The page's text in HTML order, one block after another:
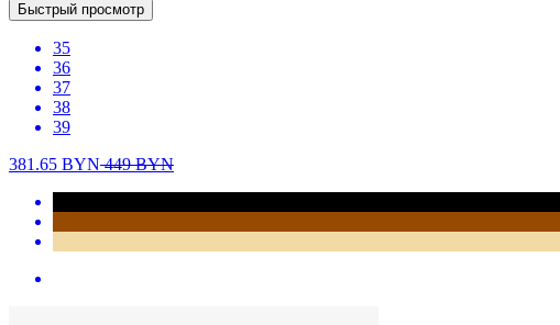
Быстрый просмотр
35
36
37
38
39
381.65 BYN449BYN